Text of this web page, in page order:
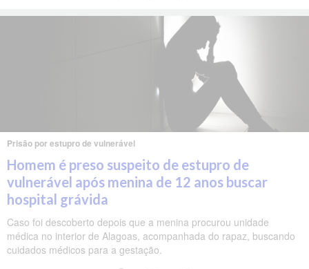
Prisão por estupro de vulnerável
Homem é preso suspeito de estupro de
vulnerável após menina de 12 anos buscar
hospital grávida
Caso foi descoberto depois que a menina procurou unidade
médica no interior de Alagoas, acompanhada do rapaz, buscando
cuidados médicos para a gestação.